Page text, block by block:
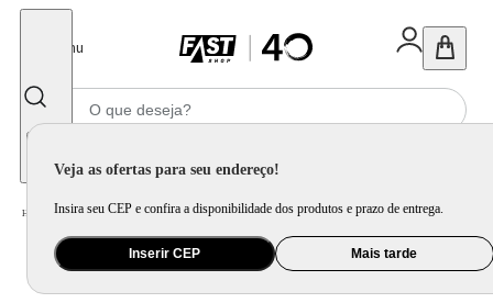
Menu
Veja as ofertas para seu endereço!
Insira seu CEP e confira a disponibilidade dos produtos e prazo de entrega.
Inserir CEP Mais tarde
Home Utilidade Doméstica Mesa / Aparelho de Jantar e Prato Avulso